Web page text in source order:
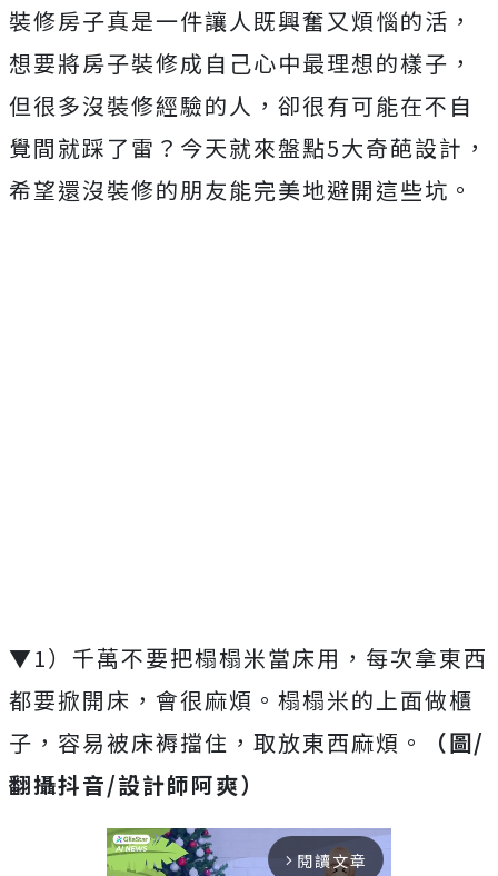
裝修房子真是一件讓人既興奮又煩惱的活，
想要將房子裝修成自己心中最理想的樣子，
但很多沒裝修經驗的人，卻很有可能在不自
覺間就踩了雷？今天就來盤點5大奇葩設計，
希望還沒裝修的朋友能完美地避開這些坑。
▼1）千萬不要把榻榻米當床用，每次拿東西
都要掀開床，會很麻煩。榻榻米的上面做櫃
子，容易被床褥擋住，取放東西麻煩。
（圖/
翻攝抖音/設計師阿爽）
arrow_forward_ios 閱讀文章